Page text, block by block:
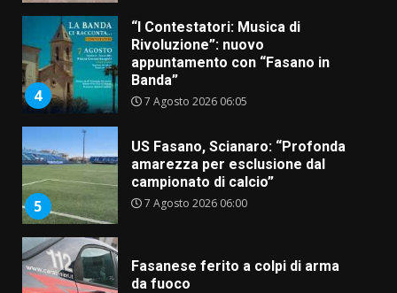
4
“I Contestatori: Musica di
Rivoluzione”: nuovo
appuntamento con “Fasano in
Banda”
7 Agosto 2026 06:05
5
US Fasano, Scianaro: “Profonda
amarezza per esclusione dal
campionato di calcio”
7 Agosto 2026 06:00
Fasanese ferito a colpi di arma
da fuoco